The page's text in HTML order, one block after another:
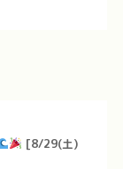
[8/29(土)